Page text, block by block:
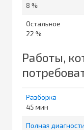
8 %
Остальное
22 %
Работы,
Разборка
45
Полная